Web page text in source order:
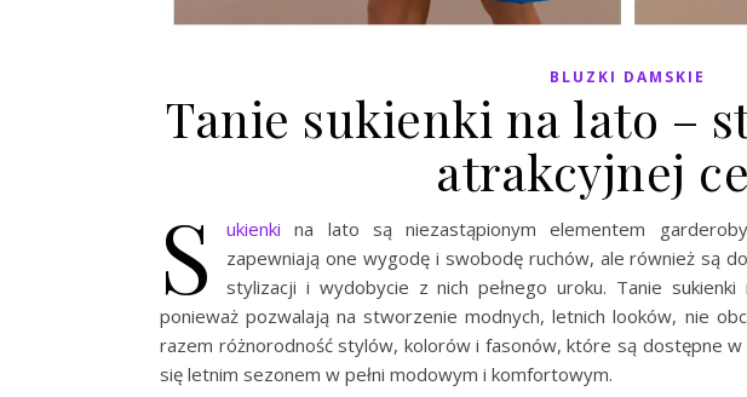
BLUZKI DAMSKIE
Tanie sukienki na lato –
atrakcyjnej
S ukienki na lato są niezastąpionym elementem
zapewniają one wygodę i swobodę ruchów, ale również są
stylizacji i wydobycie z nich pełnego uroku. Tanie
ponieważ pozwalają na stworzenie modnych, letnich looków, nie
razem różnorodność stylów, kolorów i fasonów, które są dostępne w
się letnim sezonem w pełni modowym i komfortowym.